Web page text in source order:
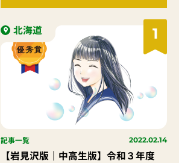
1
北海道
記事一覧 2022.02.14
【岩見沢版｜中高生版】令和３年度